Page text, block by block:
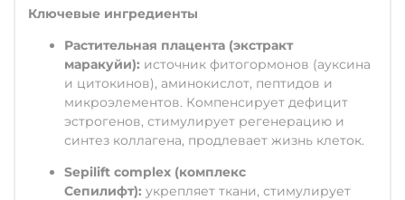
Ключевые ингредиенты
Растительная плацента (экстракт
маракуйи): источник фитогормонов (ауксина
и цитокинов), аминокислот, пептидов и
микроэлементов. Компенсирует дефицит
эстрогенов, стимулирует регенерацию и
синтез коллагена, продлевает жизнь клеток.
Sepilift complex (комплекс
Сепилифт): укрепляет ткани, стимулирует